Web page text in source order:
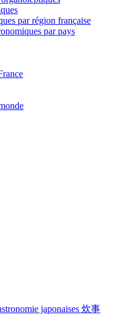
par région française
par pays
japonaises 炊事